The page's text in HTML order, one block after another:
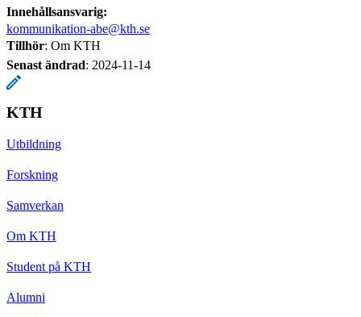
Innehållsansvarig:
kommunikation-abe@kth.se
Tillhör: Om KTH
Senast ändrad: 2024-11-14
KTH
Utbildning
Forskning
Samverkan
Om KTH
Student på KTH
Alumni